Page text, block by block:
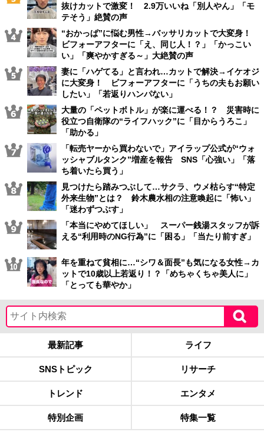
抜けカットで激変！ 2.9万いいね「別人やん」「モ
テそう」絶賛の声
“おかっぱ”に悩む男性→バッサリカットで大変身！
ビフォーアフターに「え、同じ人！？」「かっこい
い」「爽やかすぎる～」大絶賛の声
妻に「ハゲてる」と言われ…カットで解決→イケオジ
に大変身！ ビフォーアフターに「うちの夫もお願い
したい」「若返りハンパない」
大量の「ペットボトル」が楽に運べる！？ 災害時に
役立つ自衛隊の“ライフハック”に「目からうろこ」
「助かる」
「転売ヤーから買わないで」アイラップ公式が“ウォ
ッシャブルタンク”増産を報告 SNS「心強い」「落
ち着いたら買う」
見つけたら踏みつぶして…サクラ、ウメ枯らす“特定
外来生物”とは？ 鈴木農水相の注意喚起に「怖い」
「迷わずつぶす」
「本当にやめてほしい」 スーパー銭湯スタッフが訴
える“利用時のNG行為”に「困る」「当たり前すぎ」
年を重ねて貧相に…“シワ＆面長”も気になる女性→カ
ットで10歳以上若返り！？「めちゃくちゃ美人に」
「とっても華やか」
最新記事 ライフ
SNSトピック リサーチ
トレンド エンタメ
特別企画 特集一覧